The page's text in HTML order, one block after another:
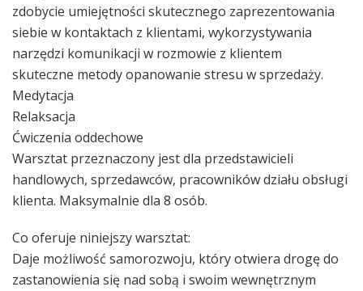
zdobycie umiejętności skutecznego zaprezentowania
siebie w kontaktach z klientami, wykorzystywania
narzędzi komunikacji w rozmowie z klientem
skuteczne metody opanowanie stresu w sprzedaży.
Medytacja
Relaksacja
Ćwiczenia oddechowe
Warsztat przeznaczony jest dla przedstawicieli
handlowych, sprzedawców, pracowników działu obsługi
klienta. Maksymalnie dla 8 osób.
Co oferuje niniejszy warsztat:
Daje możliwość samorozwoju, który otwiera drogę do
zastanowienia się nad sobą i swoim wewnętrznym